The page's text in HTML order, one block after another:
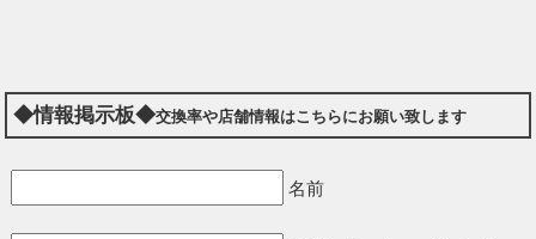
◆情報掲示板◆交換率や店舗情報はこちらにお願い致します
名前